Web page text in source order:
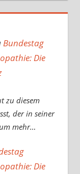
Bundestag
Die
zu diesem
der in seiner
mehr…
Die